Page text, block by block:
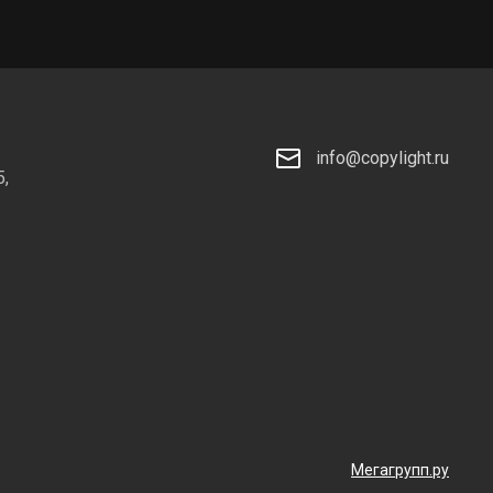
info@copylight.ru
Мегагрупп.ру